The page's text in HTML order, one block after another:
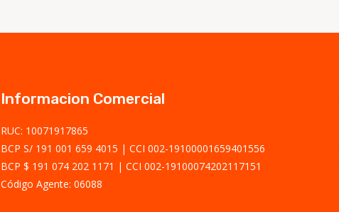
Informacion Comercial
RUC: 10071917865
BCP S/ 191 001 659 4015
CCI 002-19100001659401556
BCP $ 191 074 202 1171
CCI 002-19100074202117151
Código Agente: 06088